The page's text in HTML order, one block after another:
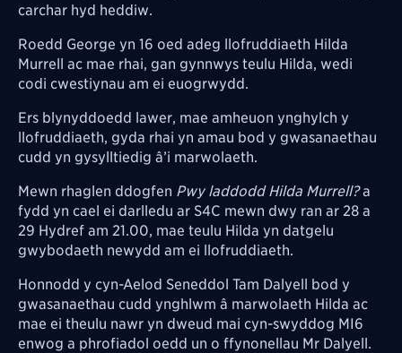
carchar hyd heddiw.
Roedd George yn 16 oed adeg llofruddiaeth Hilda
Murrell ac mae rhai, gan gynnwys teulu Hilda, wedi
codi cwestiynau am ei euogrwydd.
Ers blynyddoedd lawer, mae amheuon ynghylch y
llofruddiaeth, gyda rhai yn amau bod y gwasanaethau
cudd yn gysylltiedig â’i marwolaeth.
Mewn rhaglen ddogfen Pwy laddodd Hilda Murrell?a
fydd yn cael ei darlledu ar S4C mewn dwy ran ar 28 a
29 Hydref am 21.00, mae teulu Hilda yn datgelu
gwybodaeth newydd am ei llofruddiaeth.
Honnodd y cyn-Aelod Seneddol Tam Dalyell bod y
gwasanaethau cudd ynghlwm â marwolaeth Hilda ac
mae ei theulu nawr yn dweud mai cyn-swyddog MI6
enwog a phrofiadol oedd un o ffynonellau Mr Dalyell.